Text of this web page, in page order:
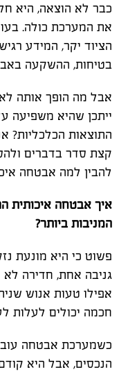
כבר לא הוצאה, היא
את המערכת כולה.
הציוד יקר, המידע
בטיחות, ההשקעה
אבל מה הופך אותה
ייתכן שהיא משפיעה
התוצאות הכלכליות?
קצת סדר בדברים
להבין למה אבטחה
איך אבטחה איכותית
המניבות ביותר?
פשוט כי היא מונעת
גניבה אחת, חדירה לא
אפילו טעות אנוש
חכמה יכולים לעלות
כשמערכת אבטחה
הנכסים, אבל היא